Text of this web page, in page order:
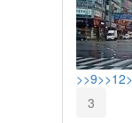
>>9>>12
3